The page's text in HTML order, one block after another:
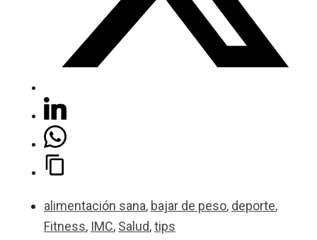
alimentación sana, bajar de peso, deporte,
Fitness, IMC, Salud,tips